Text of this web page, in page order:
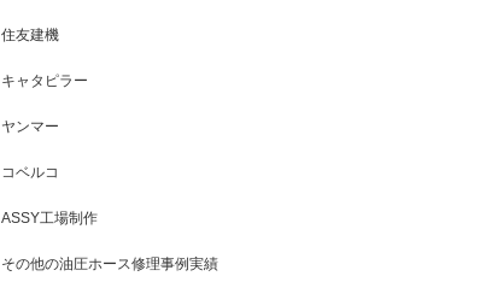
住友建機
キャタピラー
ヤンマー
コベルコ
ASSY工場制作
その他の油圧ホース修理事例実績